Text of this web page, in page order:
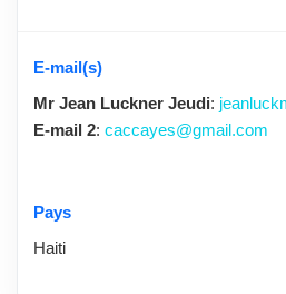
E-mail(s)
Mr Jean Luckner Jeudi:
E-mail 2: caccayes@gmail.com
Pays
Haiti